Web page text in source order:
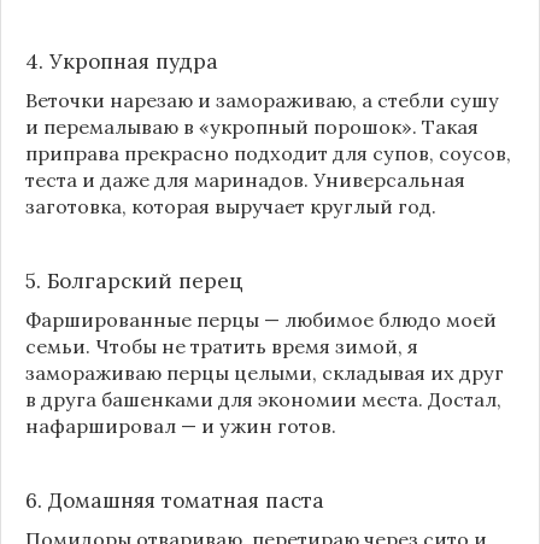
4. Укропная пудра
Веточки нарезаю и замораживаю, а стебли сушу
и перемалываю в «укропный порошок». Такая
приправа прекрасно подходит для супов, соусов,
теста и даже для маринадов. Универсальная
заготовка, которая выручает круглый год.
5. Болгарский перец
Фаршированные перцы — любимое блюдо моей
семьи. Чтобы не тратить время зимой, я
замораживаю перцы целыми, складывая их друг
в друга башенками для экономии места. Достал,
нафаршировал — и ужин готов.
6. Домашняя томатная паста
Помидоры отвариваю, перетираю через сито и